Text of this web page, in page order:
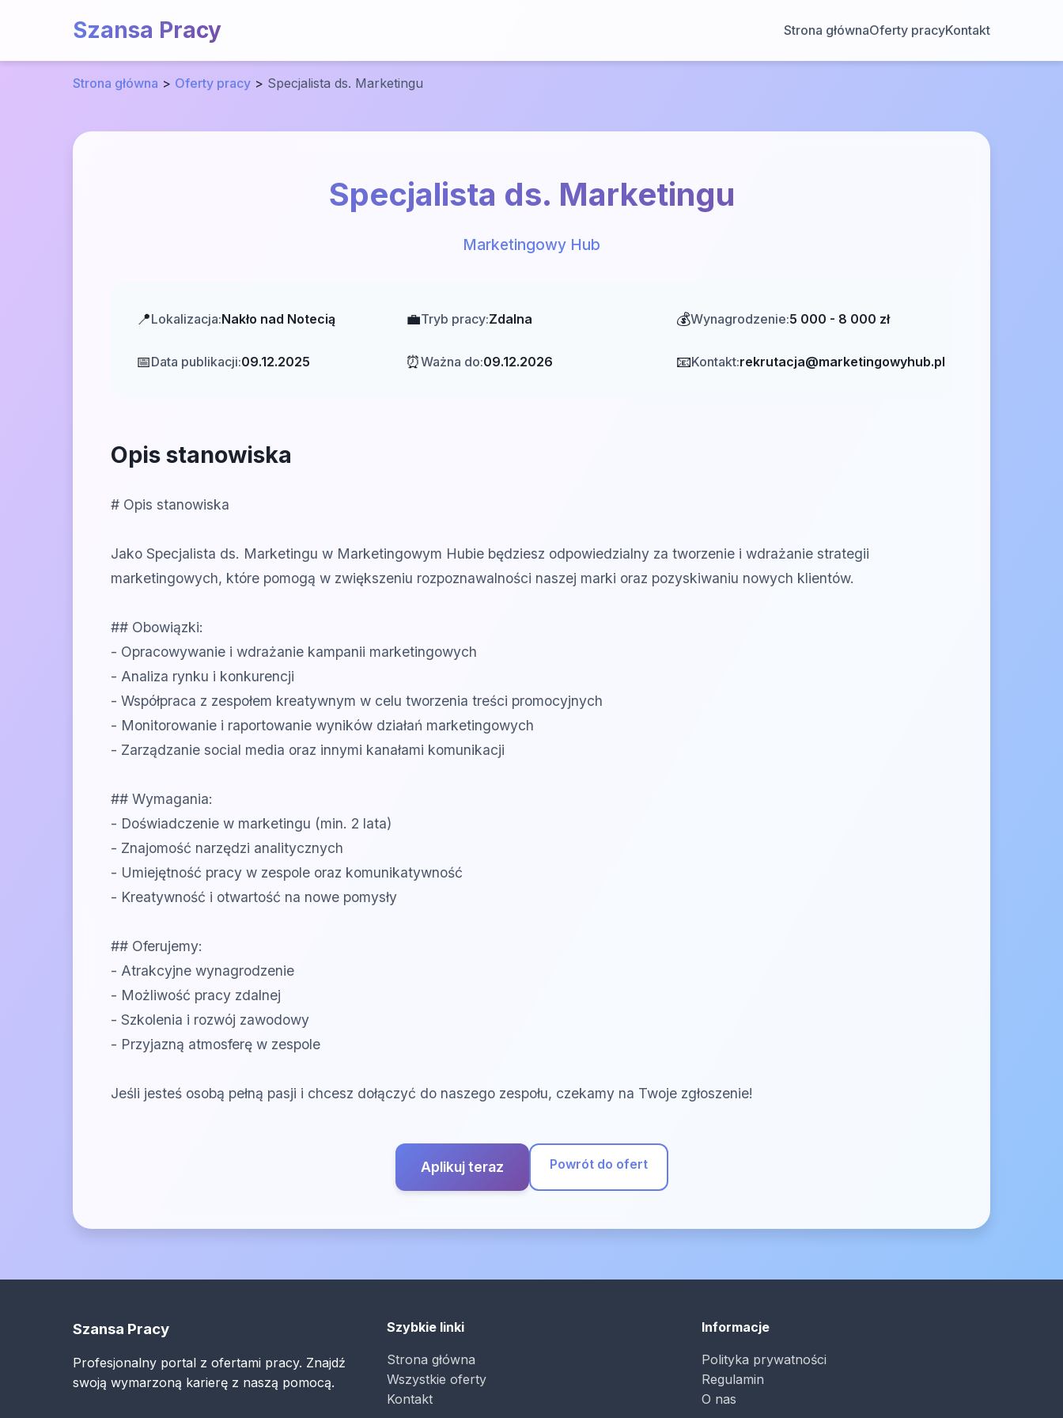
Szansa Pracy Strona głównaOferty pracyKontakt
Strona główna > Oferty pracy > Specjalista ds. Marketingu
Specjalista ds. Marketingu
Marketingowy Hub
📍Lokalizacja:Nakło nad Notecią 💼Tryb pracy:Zdalna 💰Wynagrodzenie:5 000 - 8 000 zł
📅Data publikacji:09.12.2025 ⏰Ważna do:09.12.2026 📧Kontakt:rekrutacja@marketingowyhub.pl
Opis stanowiska
# Opis stanowiska
Jako Specjalista ds. Marketingu w Marketingowym Hubie będziesz odpowiedzialny za tworzenie i wdrażanie strategii
marketingowych, które pomogą w zwiększeniu rozpoznawalności naszej marki oraz pozyskiwaniu nowych klientów.
## Obowiązki:
- Opracowywanie i wdrażanie kampanii marketingowych
- Analiza rynku i konkurencji
- Współpraca z zespołem kreatywnym w celu tworzenia treści promocyjnych
- Monitorowanie i raportowanie wyników działań marketingowych
- Zarządzanie social media oraz innymi kanałami komunikacji
## Wymagania:
- Doświadczenie w marketingu (min. 2 lata)
- Znajomość narzędzi analitycznych
- Umiejętność pracy w zespole oraz komunikatywność
- Kreatywność i otwartość na nowe pomysły
## Oferujemy:
- Atrakcyjne wynagrodzenie
- Możliwość pracy zdalnej
- Szkolenia i rozwój zawodowy
- Przyjazną atmosferę w zespole
Jeśli jesteś osobą pełną pasji i chcesz dołączyć do naszego zespołu, czekamy na Twoje zgłoszenie!
Aplikuj teraz Powrót do ofert
Szansa Pracy
Profesjonalny portal z ofertami pracy. Znajdź
swoją wymarzoną karierę z naszą pomocą.
Szybkie linki
Strona główna
Wszystkie oferty
Kontakt
Informacje
Polityka prywatności
Regulamin
O nas